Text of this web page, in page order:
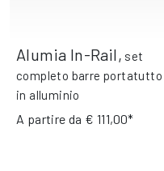
Alumia In-Rail, set
completo barre portatutto
in alluminio
A partire da € 111,00*